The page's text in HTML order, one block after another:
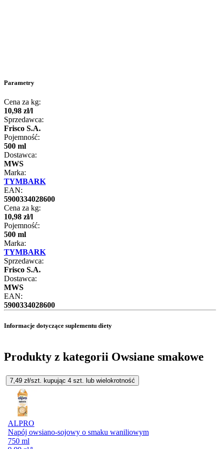
Parametry
Cena za kg:
10,98 zł/l
Sprzedawca:
Frisco S.A.
Pojemność:
500 ml
Dostawca:
MWS
Marka:
TYMBARK
EAN:
5900334028600
Cena za kg:
10,98 zł/l
Pojemność:
500 ml
Marka:
TYMBARK
Sprzedawca:
Frisco S.A.
Dostawca:
MWS
EAN:
5900334028600
Informacje dotyczące suplementu diety
Produkty z kategorii Owsiane smakowe
7,49 zł/szt. kupując 4 szt. lub wielokrotność
ALPRO
Napój owsiano-sojowy o smaku waniliowym
750 ml